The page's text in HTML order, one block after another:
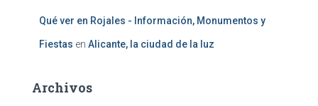
Qué ver en Rojales - Información, Monumentos y
Fiestas en Alicante, la ciudad de la luz
Archivos